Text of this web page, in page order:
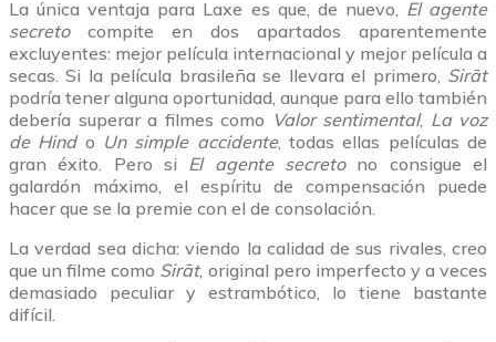
La única ventaja para Laxe es que, de nuevo, El agente
secretocompite en dos apartados aparentemente
excluyentes: mejor película internacional y mejor película a
secas. Si la película brasileña se llevara el primero, Sirāt
podría tener alguna oportunidad, aunque para ello también
debería superar a filmes como Valor sentimental, La voz
de Hind o Un simple accidente, todas ellas películas de
gran éxito. Pero si El agente secretono consigue el
galardón máximo, el espíritu de compensación puede
hacer que se la premie con el de consolación.
La verdad sea dicha: viendo la calidad de sus rivales, creo
que un filme como Sirāt, original pero imperfecto y a veces
demasiado peculiar y estrambótico, lo tiene bastante
difícil.